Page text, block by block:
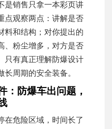
是销售只拿一本彩页讲
点观察两点：讲解是否
料和结构；对你提出的
、粉尘增多，对方是否
只有真正理解防爆设计
周期的安全装备。
：防爆车出问题，
在危险区域，时间长了